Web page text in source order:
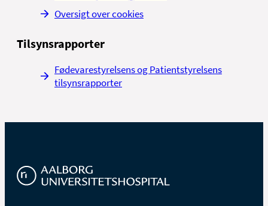
Bliver dusyg med feber og almen påvirket tilstand,
kan det være nødvendigt med en pause i
Oversigt over cookies
Tilsynsrapporter
Fødevarestyrelsens og Patientstyrelsens
tilsynsrapporter